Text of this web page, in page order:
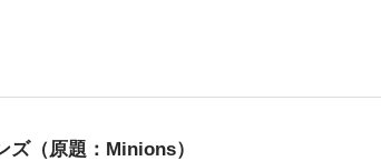
ズ（原題：Minions）